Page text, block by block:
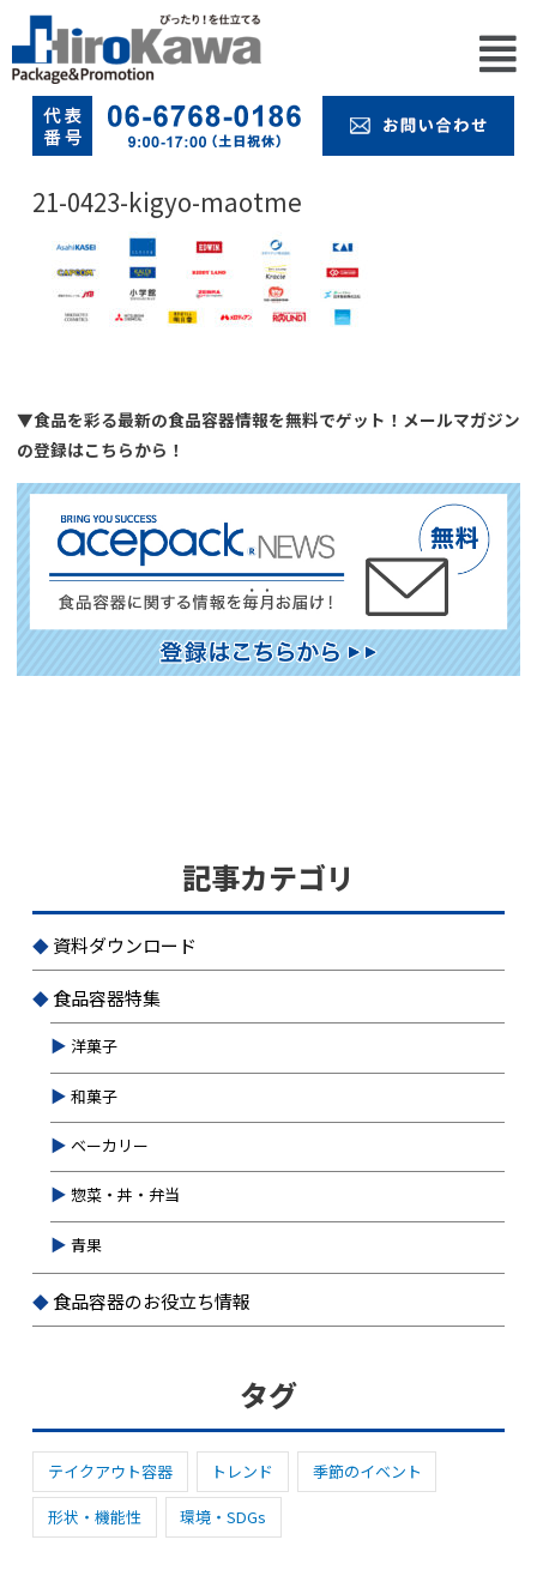
21-0423-kigyo-maotme
▼食品を彩る最新の食品容器情報を無料でゲット！メールマガジン
の登録はこちらから！
記事カテゴリ
資料ダウンロード
食品容器特集
洋菓子
和菓子
ベーカリー
惣菜・丼・弁当
青果
食品容器のお役立ち情報
タグ
テイクアウト容器 トレンド
季節のイベント
形状・機能性
環境・SDGs